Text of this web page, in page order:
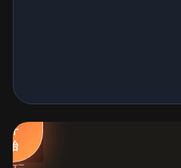
立
开
始